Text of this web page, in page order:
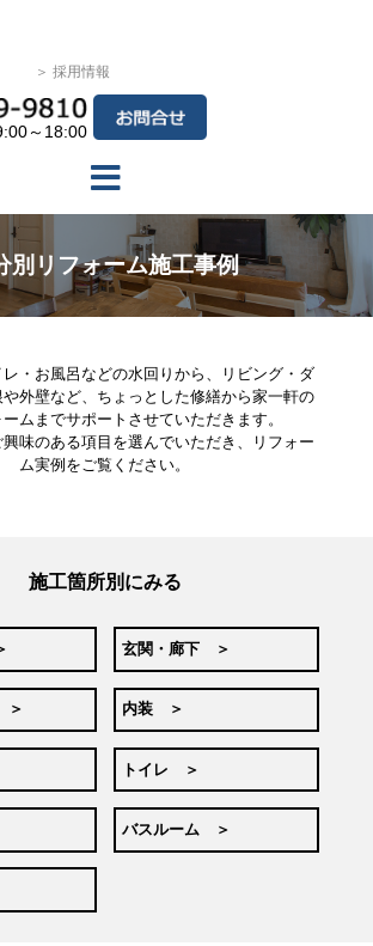
＞ 採用情報
～18:00
別リフォーム施工事例
・お風呂などの水回りから、リビング・ダ
外壁など、ちょっとした修繕から家一軒の
ムまでサポートさせていただきます。
味のある項目を選んでいただき、リフォー
ム実例をご覧ください。
施工箇所別にみる
玄関・廊下 ＞
＞ 内装 ＞
トイレ ＞
バスルーム ＞